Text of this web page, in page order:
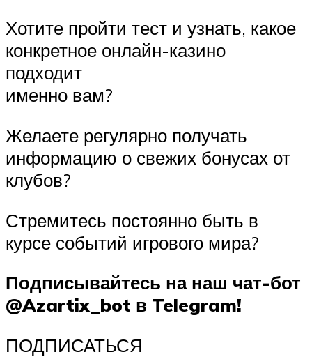
Хотите пройти тест и узнать, какое
конкретное онлайн-казино
подходит
именно вам?
Желаете регулярно получать
информацию о свежих бонусах от
клубов?
Стремитесь постоянно быть в
курсе событий игрового мира?
Подписывайтесь на наш чат-бот
@Azartix_bot в Telegram!
ПОДПИСАТЬСЯ